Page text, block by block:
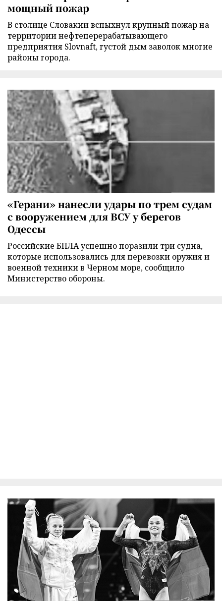
мощный пожар
В столице Словакии вспыхнул крупный пожар на
территории нефтеперерабатывающего
предприятия Slovnaft, густой дым заволок многие
районы города.
«Герани» нанесли удары по трем судам
с вооружением для ВСУ у берегов
Одессы
Российские БПЛА успешно поразили три судна,
которые использовались для перевозки оружия и
военной техники в Черном море, сообщило
Министерство обороны.